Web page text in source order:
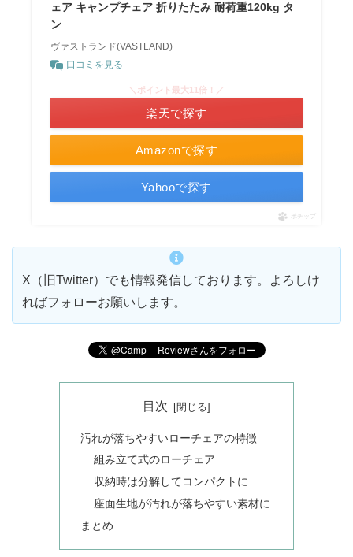
ェア キャンプチェア 折りたたみ 耐荷重120kg タ
ン
ヴァストランド(VASTLAND)
口コミを見る
Amazonで探す
＼ポイント最大11倍！／
楽天で探す
Yahooで探す
ポチップ
X（旧Twitter）でも情報発信しております。よろしけ
ればフォローお願いします。
目次
汚れが落ちやすいローチェアの特徴
組み立て式のローチェア
収納時は分解してコンパクトに
座面生地が汚れが落ちやすい素材に
まとめ